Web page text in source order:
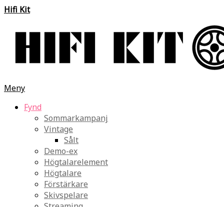
Hifi Kit
Meny
Fynd
Sommarkampanj
Vintage
Sålt
Demo-ex
Högtalarelement
Högtalare
Förstärkare
Skivspelare